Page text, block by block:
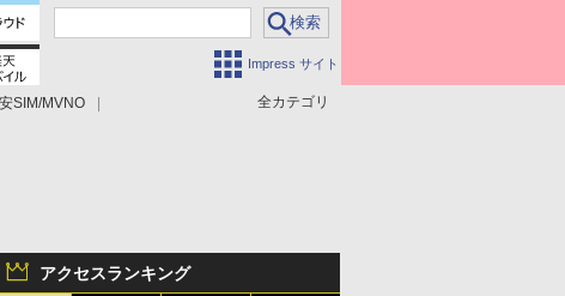
Impress サイト
全カテゴリ
SIM/MVNO
アクセスランキング